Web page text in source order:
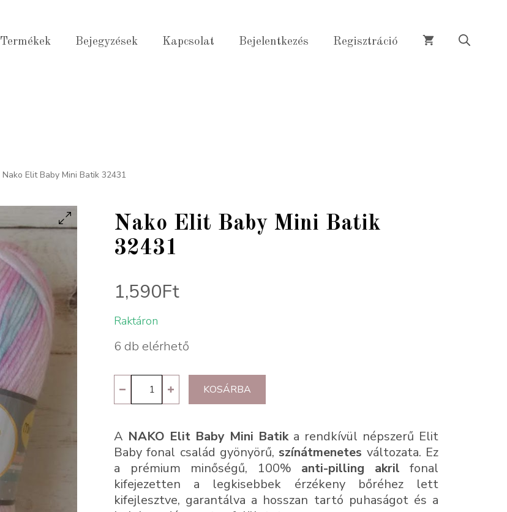
Termékek Bejegyzések Kapcsolat Bejelentkezés Regisztráció
Nako Elit Baby Mini Batik 32431
Nako Elit Baby Mini Batik
32431
1,590Ft
Raktáron
6 db elérhető
Elit
Mini
Batik
32431
mennyiség
KOSÁRBA
A NAKO Elit Baby Mini Batika rendkívül népszerű Elit
Baby fonal család gyönyörű, színátmenetes változata. Ez
a prémium minőségű, 100% anti-pilling akril fonal
kifejezetten a legkisebbek érzékeny bőréhez lett
kifejlesztve, garantálva a hosszan tartó puhaságot és a
Mini